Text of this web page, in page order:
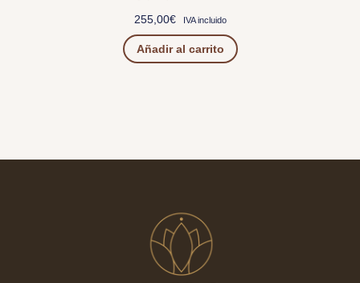
255,00€ IVA incluido
Añadir al carrito